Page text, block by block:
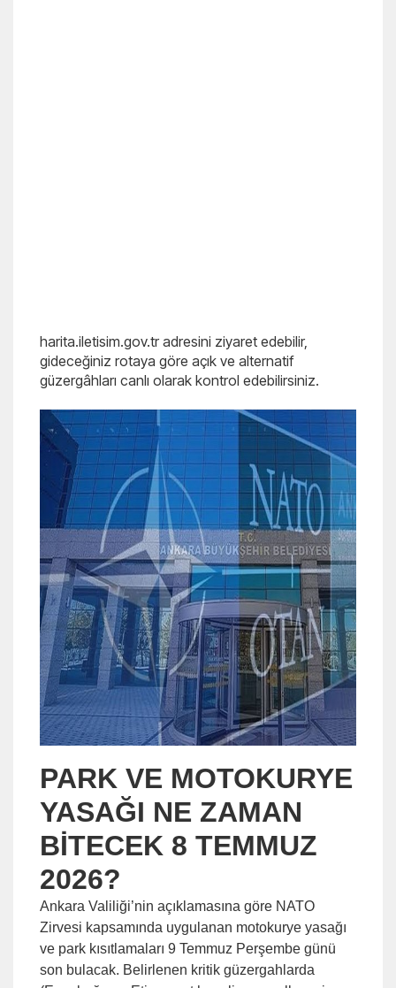
harita.iletisim.gov.tr adresini ziyaret edebilir,
gideceğiniz rotaya göre açık ve alternatif
güzergâhları canlı olarak kontrol edebilirsiniz.
PARK VE MOTOKURYE
YASAĞI NE ZAMAN
BİTECEK 8 TEMMUZ
2026?
Ankara Valiliği’nin açıklamasına göre NATO
Zirvesi kapsamında uygulanan motokurye yasağı
ve park kısıtlamaları 9 Temmuz Perşembe günü
son bulacak. Belirlenen kritik güzergahlarda